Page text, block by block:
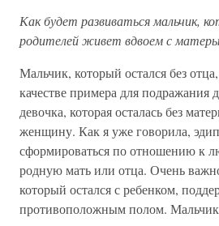
Как будет развиваться мальчик,
родителей живет вдвоем с
Мальчик, который остался без
качестве примера для подражания
девочка, которая осталась без
женщину. Как я уже говорила,
сформироваться по отношению к
родную мать или отца. Очень
который остался с ребенком,
противоположным полом.